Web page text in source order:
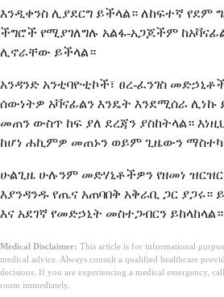
እንዲቀንስ ሊያደርግ ይችላል። ለከፍተኛ የደም
ችግሮች የሚያገለግሉ አልፋ-አጋጆችም
ሊኖራቸው ይችላል።
አንዳንድ አንቲባዮቲኮች፣ ፀረ-ፈንገስ
ሰውነትዎ አቫናፊልን እንዴት እንደሚሰራ ሊነኩ
መጠን ውስጥ ከፍ ያለ ደረጃን ያስከትላል።
ከሆነ ሐኪምዎ መጠኑን ወይም ጊዜውን
ሁልጊዜ ሁሉንም መድሃኒቶችዎን የዘመነ
እያንዳንዱ የጤና አጠባበቅ አቅራቢ ጋር ያጋሩ።
እና አደገኛ የመድኃኒት መስተጋብርን ይከላከላል።
Medical Disclaimer: This article is for informational
medical advice. Always consult a qualified healthcare
decisions. If you are experiencing a medical emergency,
room immediately.